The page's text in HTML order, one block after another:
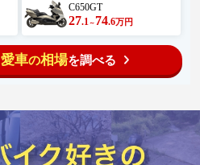
C650GT
27.1 ～ 74.6万円
愛車の相場を調べる